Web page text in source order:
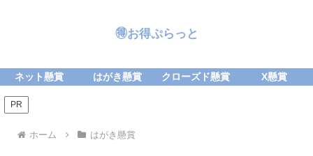
🉐お得ぷらっと
ネット懸賞 はがき懸賞 クローズド懸賞 X懸賞
PR
ホーム はがき懸賞